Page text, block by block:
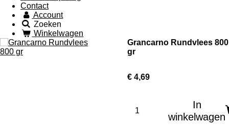
Contact
Account
Zoeken
Winkelwagen
Grancarno Rundvlees 800
gr
€ 4,69
In
winkelwagen